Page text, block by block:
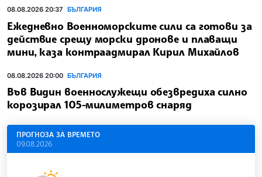
08.08.2026 20:37 БЪЛГАРИЯ
Ежедневно Военноморските сили са готови за
действие срещу морски дронове и плаващи
мини, каза контраадмирал Кирил Михайлов
08.08.2026 20:00 БЪЛГАРИЯ
Във Видин военнослужещи обезвредиха силно
корозирал 105-милиметров снаряд
ПРОГНОЗА ЗА ВРЕМЕТО
09.08.2026